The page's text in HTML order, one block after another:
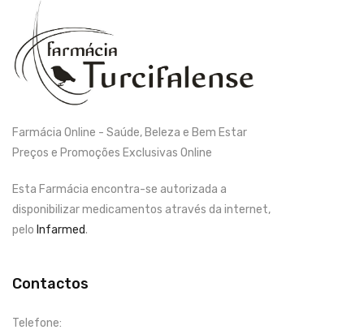
Farmácia Online - Saúde, Beleza e Bem Estar
Preços e Promoções Exclusivas Online
Esta Farmácia encontra-se autorizada a
disponibilizar medicamentos através da internet,
pelo Infarmed.
Contactos
Telefone: